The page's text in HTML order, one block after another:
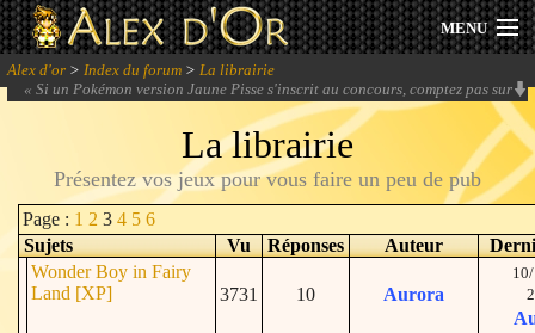
MENU
Actualités
Archives
Forum
Alex d'or > Index du forum > La librairie
« Si un Pokémon version Jaune Pisse s'inscrit au concours, comptez pas sur
moi pour le valoriser.» - Elogio
La librairie
Présentez vos jeux pour vous faire un peu de pub
Page : 1 2 3 4 5 6
Sujets
Vu Réponses Auteur
Wonder Boy in Fairy
Land [XP]
3731 10 Aurora